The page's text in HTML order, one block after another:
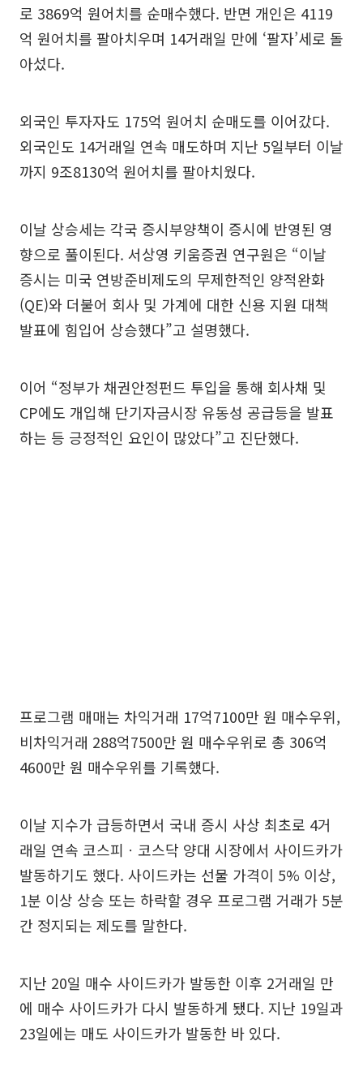
로 3869억 원어치를 순매수했다. 반면 개인은 4119
억 원어치를 팔아치우며 14거래일 만에 ‘팔자’세로 돌
아섰다.
외국인 투자자도 175억 원어치 순매도를 이어갔다.
외국인도 14거래일 연속 매도하며 지난 5일부터 이날
까지 9조8130억 원어치를 팔아치웠다.
이날 상승세는 각국 증시부양책이 증시에 반영된 영
향으로 풀이된다. 서상영 키움증권 연구원은 “이날
증시는 미국 연방준비제도의 무제한적인 양적완화
(QE)와 더불어 회사 및 가계에 대한 신용 지원 대책
발표에 힘입어 상승했다”고 설명했다.
이어 “정부가 채권안정펀드 투입을 통해 회사채 및
CP에도 개입해 단기자금시장 유동성 공급등을 발표
하는 등 긍정적인 요인이 많았다”고 진단했다.
프로그램 매매는 차익거래 17억7100만 원 매수우위,
비차익거래 288억7500만 원 매수우위로 총 306억
4600만 원 매수우위를 기록했다.
이날 지수가 급등하면서 국내 증시 사상 최초로 4거
래일 연속 코스피ㆍ코스닥 양대 시장에서 사이드카가
발동하기도 했다. 사이드카는 선물 가격이 5% 이상,
1분 이상 상승 또는 하락할 경우 프로그램 거래가 5분
간 정지되는 제도를 말한다.
지난 20일 매수 사이드카가 발동한 이후 2거래일 만
에 매수 사이드카가 다시 발동하게 됐다. 지난 19일과
23일에는 매도 사이드카가 발동한 바 있다.